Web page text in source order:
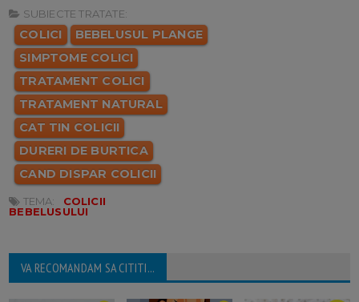
SUBIECTE TRATATE:
COLICI
BEBELUSUL PLANGE
SIMPTOME COLICI
TRATAMENT COLICI
TRATAMENT NATURAL
CAT TIN COLICII
DURERI DE BURTICA
CAND DISPAR COLICII
TEMA:
COLICII
BEBELUSULUI
VA RECOMANDAM SA CITITI...